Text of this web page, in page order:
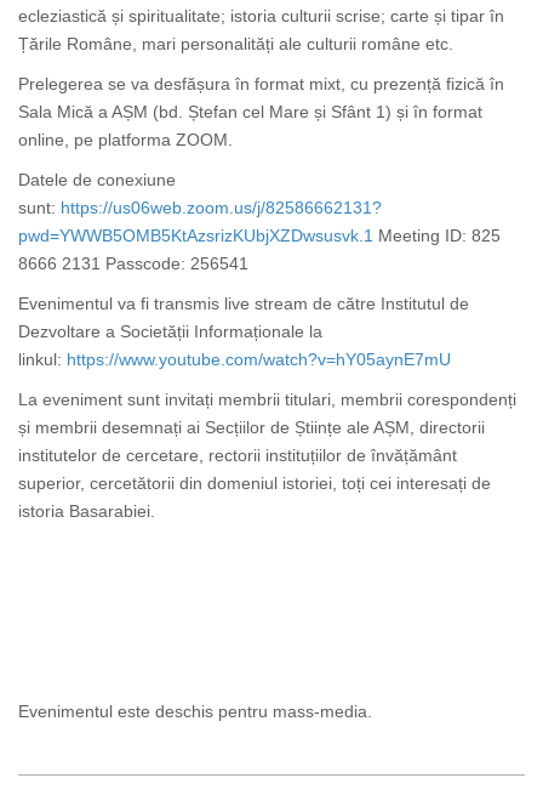
ecleziastică și spiritualitate; istoria culturii scrise; carte și tipar în
Țările Române, mari personalități ale culturii române etc.
Prelegerea se va desfășura în format mixt, cu prezență fizică în
Sala Mică a AȘM (bd. Ștefan cel Mare și Sfânt 1) și în format
online, pe platforma ZOOM.
Datele de conexiune
sunt: https://us06web.zoom.us/j/82586662131?
pwd=YWWB5OMB5KtAzsrizKUbjXZDwsusvk.1 Meeting ID: 825
8666 2131 Passcode: 256541
Evenimentul va fi transmis live stream de către Institutul de
Dezvoltare a Societății Informaționale la
linkul: https://www.youtube.com/watch?v=hY05aynE7mU
La eveniment sunt invitați membrii titulari, membrii corespondenți
și membrii desemnați ai Secțiilor de Științe ale AȘM, directorii
institutelor de cercetare, rectorii instituțiilor de învățământ
superior, cercetătorii din domeniul istoriei, toți cei interesați de
istoria Basarabiei.
Evenimentul este deschis pentru mass-media.